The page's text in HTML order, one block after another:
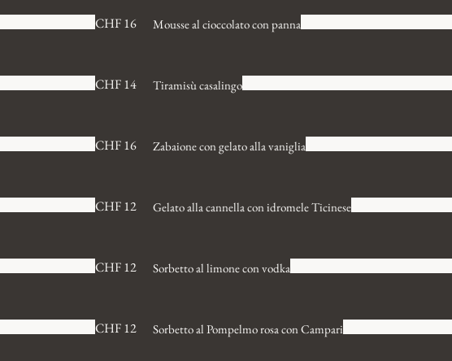
CHF 16 Mousse al cioccolato con panna
CHF 14 Tiramisù casalingo
CHF 16 Zabaione con gelato alla vaniglia
CHF 12 Gelato alla cannella con idromele Ticinese
CHF 12 Sorbetto al limone con vodka
CHF 12 Sorbetto al Pompelmo rosa con Campari